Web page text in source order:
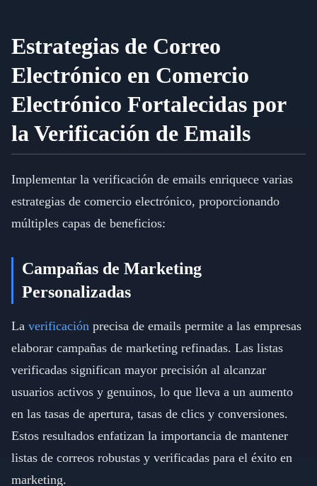
Estrategias de Correo
Electrónico en Comercio
Electrónico Fortalecidas por
la Verificación de Emails
Implementar la verificación de emails enriquece varias
estrategias de comercio electrónico, proporcionando
múltiples capas de beneficios:
Campañas de Marketing
Personalizadas
La verificación precisa de emails permite a las empresas
elaborar campañas de marketing refinadas. Las listas
verificadas significan mayor precisión al alcanzar
usuarios activos y genuinos, lo que lleva a un aumento
en las tasas de apertura, tasas de clics y conversiones.
Estos resultados enfatizan la importancia de mantener
listas de correos robustas y verificadas para el éxito en
marketing.